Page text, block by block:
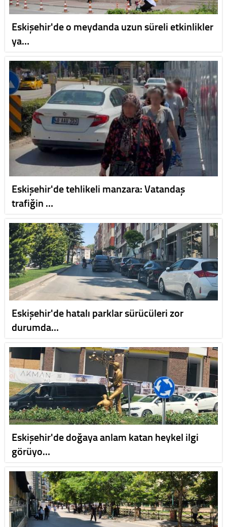
Eskişehir'de o meydanda uzun süreli etkinlikler
ya…
Eskişehir'de tehlikeli manzara: Vatandaş
trafiğin …
Eskişehir'de hatalı parklar sürücüleri zor
durumda…
Eskişehir'de doğaya anlam katan heykel ilgi
görüyo…